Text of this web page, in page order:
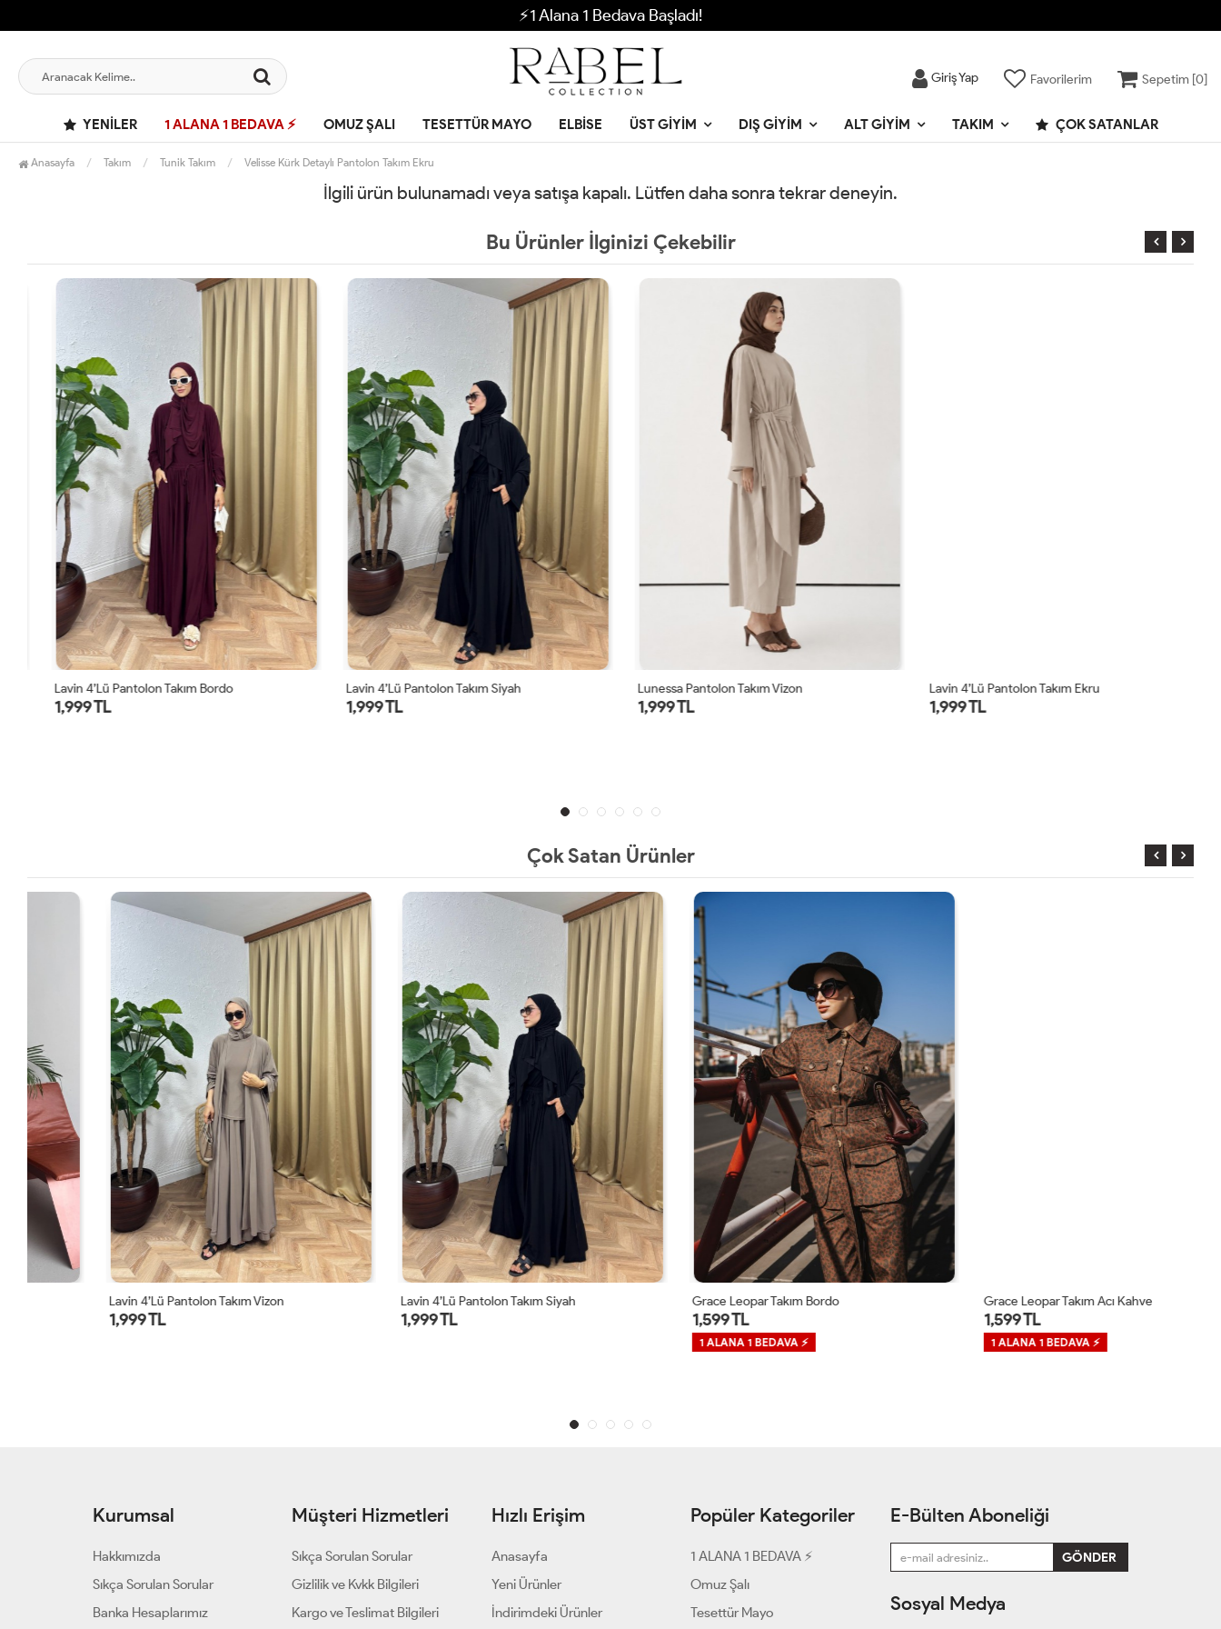
⚡1 Alana 1 Bedava Başladı!
Giriş Yap Favorilerim Sepetim [0]
YENILER 1 ALANA 1 BEDAVA ⚡ OMUZ ŞALI TESETTÜR MAYO ELBISE ÜST GIYIM DIŞ GIYIM ALT GIYIM TAKIM ÇOK SATANLAR
Anasayfa Takım Tunik Takım Velisse Kürk Detaylı Pantolon Takım Ekru
İlgili ürün bulunamadı veya satışa kapalı. Lütfen daha sonra tekrar deneyin.
Bu Ürünler İlginizi Çekebilir
Lavin 4’lü Pantolon Takım Bordo
1,999 TL
Lavin 4’lü Pantolon Takım Siyah
1,999 TL
Lunessa Pantolon Takım Vizon
1,999 TL
Lavin 4’lü Pantolon Takım Ekru
1,999 TL
Çok Satan Ürünler
Lavin 4’lü Pantolon Takım Vizon Lavin 4’lü Pantolon Takım Siyah Grace Leopar Takım Bordo
1 ALANA 1 BEDAVA ⚡
Grace Leopar Takım Acı Kahve
1 ALANA 1 BEDAVA ⚡
Kurumsal
Hakkımızda
Sıkça Sorulan Sorular
Banka Hesaplarımız
Müşteri Hizmetleri
Sıkça Sorulan Sorular
Gizlilik ve Kvkk Bilgileri
Kargo ve Teslimat Bilgileri
Hızlı Erişim
Anasayfa
Yeni Ürünler
İndirimdeki Ürünler
Popüler Kategoriler
1 ALANA 1 BEDAVA ⚡
Omuz Şalı
Tesettür Mayo
E-Bülten Aboneliği
Sosyal Medya